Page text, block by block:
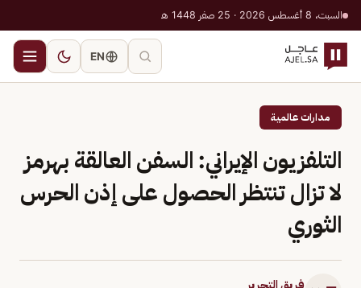
السبت، 8 أغسطس 2026 · 25 صفر 1448 هـ
EN
مدارات عالمية
التلفزيون الإيراني: السفن العالقة بهرمز
لا تزال تنتظر الحصول على إذن الحرس
الثوري
فريق التحرير